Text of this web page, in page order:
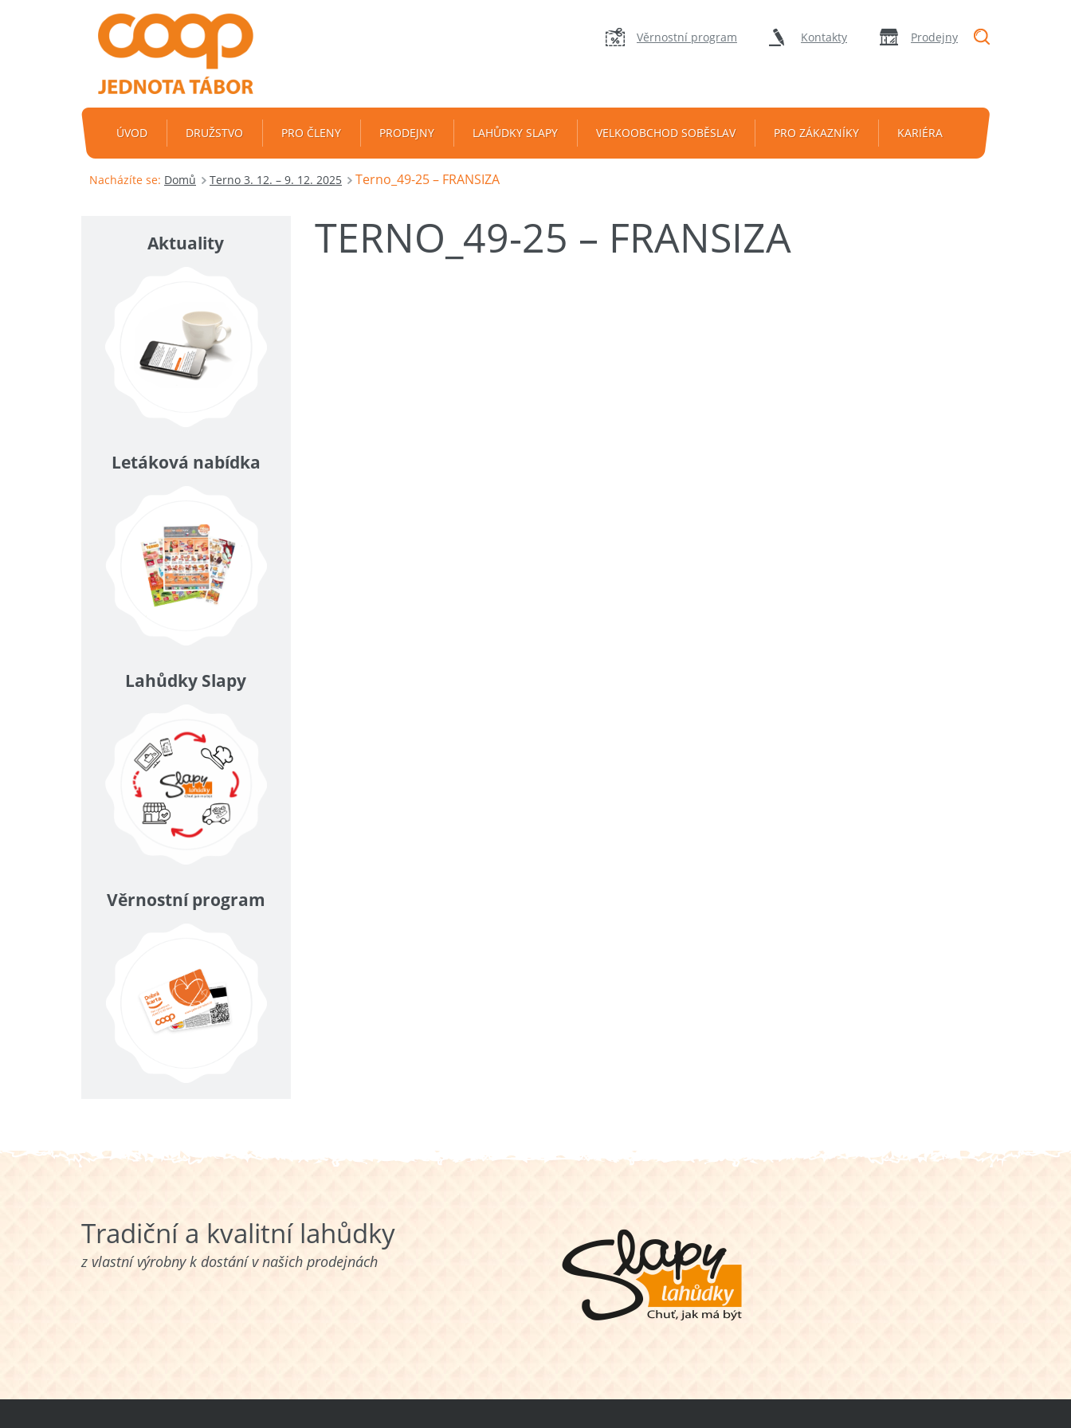
Věrnostní program Kontakty Prodejny
ÚVOD DRUŽSTVO PRO ČLENY PRODEJNY LAHŮDKY SLAPY VELKOOBCHOD SOBĚSLAV PRO ZÁKAZNÍKY KARIÉRA
Nacházíte se: Domů Terno 3. 12. – 9. 12. 2025 Terno_49-25 – FRANSIZA
TERNO_49-25 – FRANSIZA
Aktuality
Letáková nabídka
Lahůdky Slapy
Věrnostní program
Tradiční a kvalitní lahůdky
z vlastní výrobny k dostání v našich prodejnách